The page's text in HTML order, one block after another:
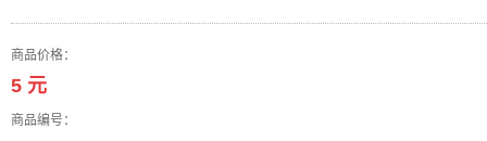
商品价格：
5 元
商品编号：